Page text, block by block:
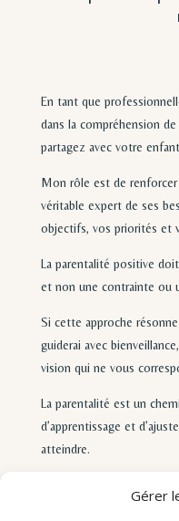
Gérer
En tant que
dans la compréhension
partagez avec votre
Mon rôle est de
véritable expert de ses
objectifs, vos priorités et
La parentalité positive
et non une contrainte ou
Si cette approche
guiderai avec
vision qui ne vous
La parentalité est un
d’apprentissage et
atteindre.